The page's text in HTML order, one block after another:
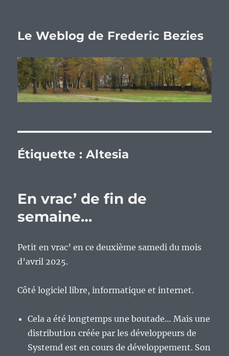
Le Weblog de Frederic Bezies
Étiquette :Altesia
En vrac’ de fin de
semaine…
Petit en vrac’ en ce deuxième samedi du mois
d’avril 2025.
Côté logiciel libre, informatique et internet.
Cela a été longtemps une boutade… Mais une
distribution créée par les développeurs de
Systemd est en cours de développement. Son